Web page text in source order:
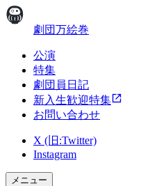
劇団万絵巻
公演
特集
劇団員日記
新入生歓迎特集
お問い合わせ
X (旧:Twitter)
Instagram
メニュー